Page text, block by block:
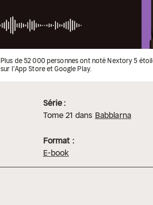
Plus de 52 000 personnes ont noté Nextory 5
sur l'App Store et Google Play.
Série :
Tome21 dans Babblarna
Format :
E-book